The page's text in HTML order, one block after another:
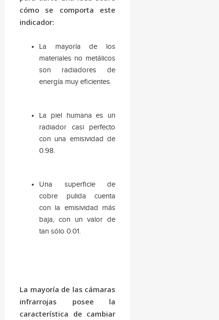
cómo se comporta este
indicador:
La mayoría de los
materiales no metálicos
son radiadores de
energía muy eficientes.
La piel humana es un
radiador casi perfecto
con una emisividad de
0.98.
Una superficie de
cobre pulida cuenta
con la emisividad más
baja, con un valor de
tan sólo 0.01.
La mayoría de las cámaras
infrarrojas posee la
característica de cambiar